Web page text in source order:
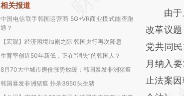
相关报道
中国电信联手韩国运营商 5G+VR商业模式能否跑
通？
【宏观】经济困境加剧之际 韩国央行再次降息
生育率创近50年新低，正在“消失”的韩国人？
8月70大中城市房价涨势放缓；韩国暴发非洲猪瘟
韩国暴发非洲猪瘟 扑杀3950头生猪
由于上
改革议
党共同
月纳入
止法案